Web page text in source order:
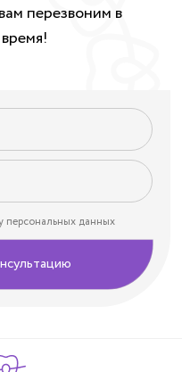
перезвоним в
персональных данных